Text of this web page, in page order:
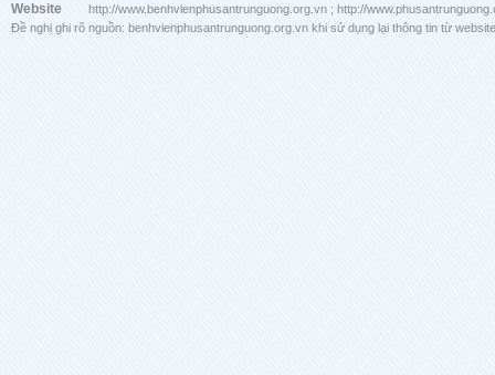
Website
http://www.benhvienphusantrunguong.org.vn ; http://
Đề nghị ghi rõ nguồn: benhvienphusantrunguong.org.vn khi sử dụng lại thông tin từ